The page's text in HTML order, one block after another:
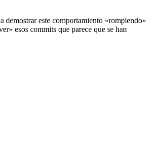
este comportamiento «rompiendo»
esos commits que parece que se han